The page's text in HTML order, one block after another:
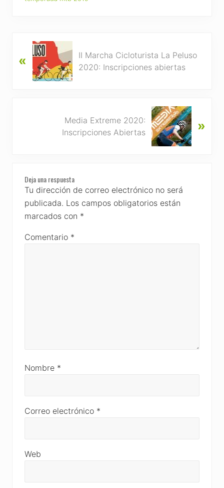
r
«
II Marcha Cicloturista La Peluso
2020: Inscripciones abiertas
Media Extreme 2020:
Inscripciones Abiertas
»
Reader
Interactions
Deja una respuesta
Tu dirección de correo electrónico no será
publicada. Los campos obligatorios están
marcados con *
Comentario *
Nombre *
Correo electrónico *
Web